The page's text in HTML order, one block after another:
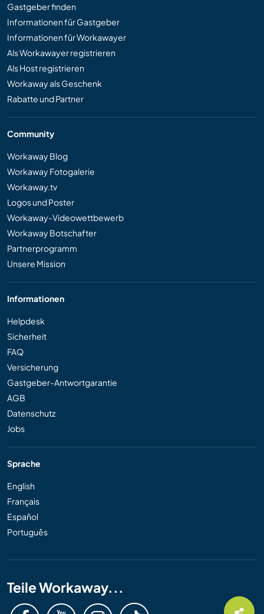
Gastgeber finden
Informationen für Gastgeber
Informationen für Workawayer
Als Workawayer registrieren
Als Host registrieren
Workaway als Geschenk
Rabatte und Partner
Community
Workaway Blog
Workaway Fotogalerie
Workaway.tv
Logos und Poster
Workaway-Videowettbewerb
Workaway Botschafter
Partnerprogramm
Unsere Mission
Informationen
Helpdesk
Sicherheit
FAQ
Versicherung
Gastgeber-Antwortgarantie
AGB
Datenschutz
Jobs
Sprache
English
Français
Español
Português
Teile Workaway...